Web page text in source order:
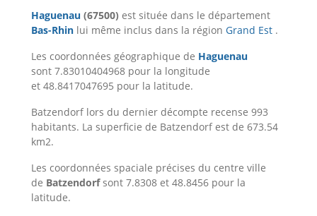
Haguenau (67500) est située dans le département
Bas-Rhin lui même inclus dans la région Grand Est .
Les coordonnées géographique de Haguenau
sont 7.83010404968 pour la longitude
et 48.8417047695 pour la latitude.
Batzendorf lors du dernier décompte recense 993
habitants. La superficie de Batzendorf est de 673.54
km2.
Les coordonnées spaciale précises du centre ville
de Batzendorfsont 7.8308 et 48.8456 pour la
latitude.